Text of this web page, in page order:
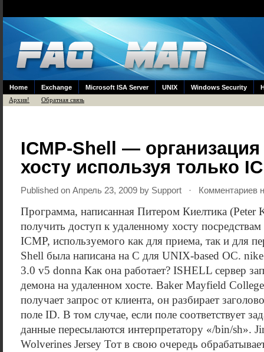
Home Exchange Microsoft ISA Server UNIX Windows Security
Архив!
Обратная связь
ICMP-Shell — организация
хосту используя только
Published on Апрель 23, 2009 by Support · Комментариев
Программа, написанная Питером Киелтика (Peter
получить доступ к удаленному хосту
ICMP, используемого как для приема, так и для
Shell была написана на С для UNIX-based ОС.
3.0 v5 donna Как она работает? ISHELL сервер
демона на удаленном хосте. Baker Mayfield
получает запрос от клиента, он разбирает
поле ID. В том случае, если поле соответствует
данные пересылаются интерпретатору «/bin/sh».
Wolverines Jersey Тот в свою очередь